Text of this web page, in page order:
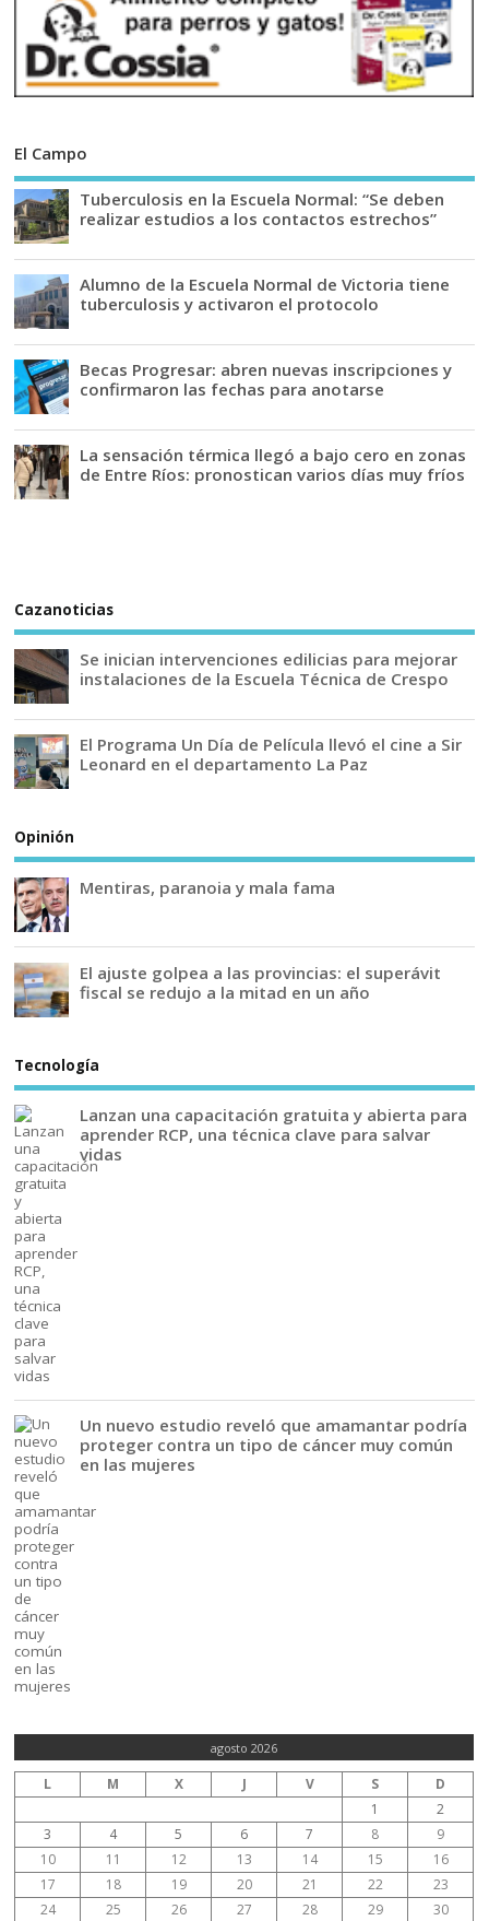
El Campo
Tuberculosis en la Escuela Normal: “Se deben
realizar estudios a los contactos estrechos”
Alumno de la Escuela Normal de Victoria tiene
tuberculosis y activaron el protocolo
Becas Progresar: abren nuevas inscripciones y
confirmaron las fechas para anotarse
La sensación térmica llegó a bajo cero en zonas
de Entre Ríos: pronostican varios días muy fríos
Cazanoticias
Se inician intervenciones edilicias para mejorar
instalaciones de la Escuela Técnica de Crespo
El Programa Un Día de Película llevó el cine a Sir
Leonard en el departamento La Paz
Opinión
Mentiras, paranoia y mala fama
El ajuste golpea a las provincias: el superávit
fiscal se redujo a la mitad en un año
Tecnología
Lanzan una capacitación gratuita y abierta para
aprender RCP, una técnica clave para salvar
vidas
Un nuevo estudio reveló que amamantar podría
proteger contra un tipo de cáncer muy común
en las mujeres
agosto 2026
L M X J V S
D
1
2
3
4 5 6 7 8
9
10
11 12 13 14 15
16
17
18 19 20 21 22
23
24
25 26 27 28 29 30